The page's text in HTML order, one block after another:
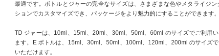
最適です。ボトルとジャーの完全なサイズは、さまざまな色やメタライジン
ションでカスタマイズでき、パッケージをより魅力的にすることができます
TD ジャーは、10ml、15ml、20ml、30ml、50ml、60ml のサイズでご利用
ます。E ボトルは、15ml、30ml、50ml、100ml、120ml、200ml のサイズ
いただけます。